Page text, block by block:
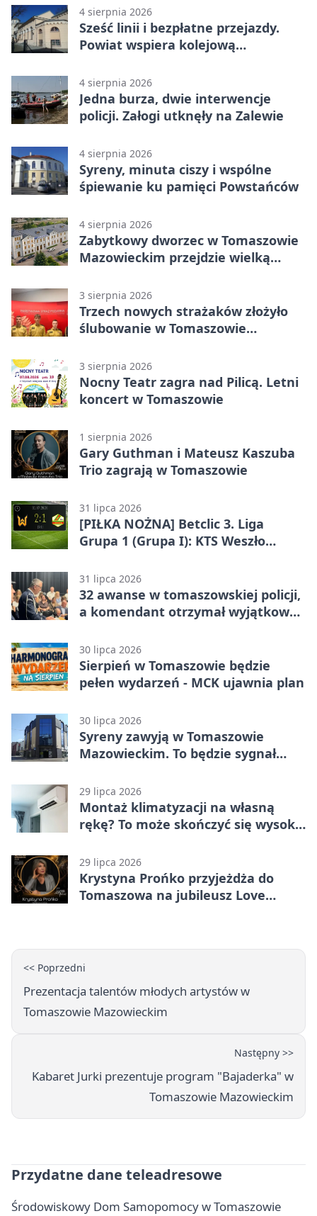
4 sierpnia 2026
Sześć linii i bezpłatne przejazdy.
Powiat wspiera kolejową
4 sierpnia 2026
Jedna burza, dwie interwencje
policji. Załogi utknęły na Zalewie
4 sierpnia 2026
Syreny, minuta ciszy i wspólne
śpiewanie ku pamięci Powstańców
4 sierpnia 2026
Zabytkowy dworzec w Tomaszowie
Mazowieckim przejdzie wielką
wykonawcy
3 sierpnia 2026
Trzech nowych strażaków złożyło
ślubowanie w Tomaszowie
3 sierpnia 2026
Nocny Teatr zagra nad Pilicą. Letni
koncert w Tomaszowie
1 sierpnia 2026
Gary Guthman i Mateusz Kaszuba
Trio zagrają w Tomaszowie
31 lipca 2026
[PIŁKA NOŻNA] Betclic 3. Liga
Grupa 1 (Grupa I): KTS Weszło
Mazowiecki 2:1
31 lipca 2026
32 awanse w tomaszowskiej policji,
a komendant otrzymał wyjątkowy
30 lipca 2026
Sierpień w Tomaszowie będzie
pełen wydarzeń - MCK ujawnia plan
30 lipca 2026
Syreny zawyją w Tomaszowie
Mazowieckim. To będzie sygnał
29 lipca 2026
Montaż klimatyzacji na własną
rękę? To może skończyć się wysoką
29 lipca 2026
Krystyna Prońko przyjeżdża do
Tomaszowa na jubileusz Love
<< Poprzedni
Prezentacja talentów młodych artystów w
Tomaszowie Mazowieckim
Następny >>
Kabaret Jurki prezentuje program "Bajaderka" w
Tomaszowie Mazowieckim
Przydatne dane teleadresowe
Środowiskowy Dom Samopomocy w Tomaszowie